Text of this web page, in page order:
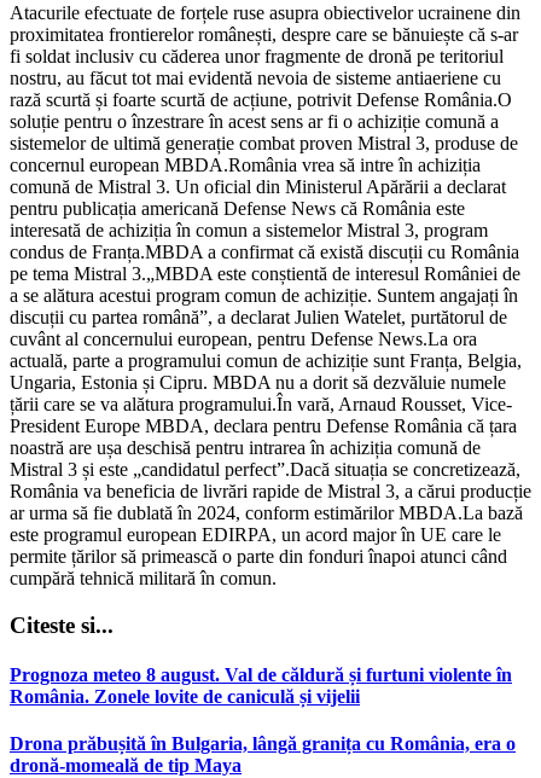
Atacurile efectuate de forțele ruse asupra obiectivelor ucrainene din
proximitatea frontierelor românești, despre care se bănuiește că s-ar
fi soldat inclusiv cu căderea unor fragmente de dronă pe teritoriul
nostru, au făcut tot mai evidentă nevoia de sisteme antiaeriene cu
rază scurtă și foarte scurtă de acțiune, potrivit Defense România.O
soluție pentru o înzestrare în acest sens ar fi o achiziție comună a
sistemelor de ultimă generație combat proven Mistral 3, produse de
concernul european MBDA.România vrea să intre în achiziția
comună de Mistral 3. Un oficial din Ministerul Apărării a declarat
pentru publicația americană Defense News că România este
interesată de achiziția în comun a sistemelor Mistral 3, program
condus de Franța.MBDA a confirmat că există discuții cu România
pe tema Mistral 3.„MBDA este conștientă de interesul României de
a se alătura acestui program comun de achiziție. Suntem angajați în
discuții cu partea română”, a declarat Julien Watelet, purtătorul de
cuvânt al concernului european, pentru Defense News.La ora
actuală, parte a programului comun de achiziție sunt Franța, Belgia,
Ungaria, Estonia și Cipru. MBDA nu a dorit să dezvăluie numele
țării care se va alătura programului.În vară, Arnaud Rousset, Vice-
President Europe MBDA, declara pentru Defense România că țara
noastră are ușa deschisă pentru intrarea în achiziția comună de
Mistral 3 și este „candidatul perfect”.Dacă situația se concretizează,
România va beneficia de livrări rapide de Mistral 3, a cărui producție
ar urma să fie dublată în 2024, conform estimărilor MBDA.La bază
este programul european EDIRPA, un acord major în UE care le
permite țărilor să primească o parte din fonduri înapoi atunci când
cumpără tehnică militară în comun.
Citeste si...
Prognoza meteo 8 august. Val de căldură și furtuni violente în
România. Zonele lovite de caniculă și vijelii
Drona prăbușită în Bulgaria, lângă granița cu România, era o
dronă-momeală de tip Maya